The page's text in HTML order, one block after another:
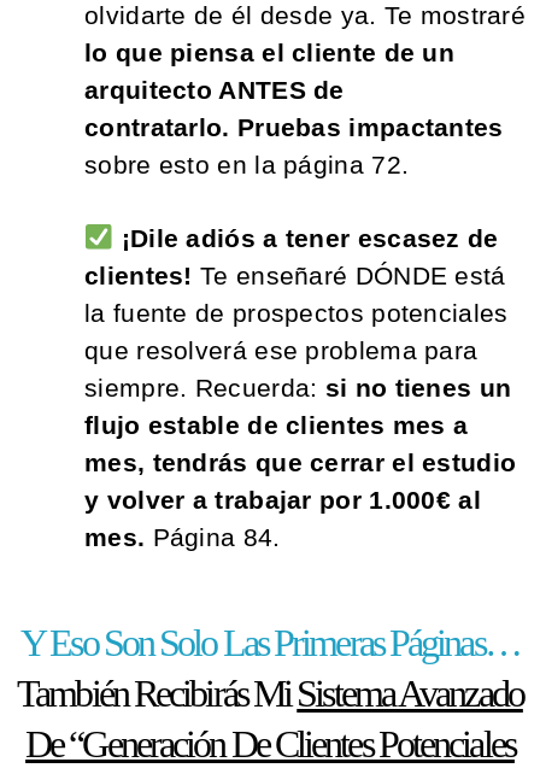
olvidarte de él desde ya. Te mostraré
lo que piensa el cliente de un
arquitecto ANTES de
contratarlo. Pruebas impactantes
sobre esto en la página 72.
¡Dile adiós a tener escasez de
clientes! Te enseñaré DÓNDE está
la fuente de prospectos potenciales
que resolverá ese problema para
siempre. Recuerda: si no tienes un
flujo estable de clientes mes a
mes, tendrás que cerrar el estudio
y volver a trabajar por 1.000€ al
mes. Página 84.
Y Eso Son Solo Las Primeras Páginas…
También Recibirás MiSistema Avanzado
De “Generación De Clientes Potenciales